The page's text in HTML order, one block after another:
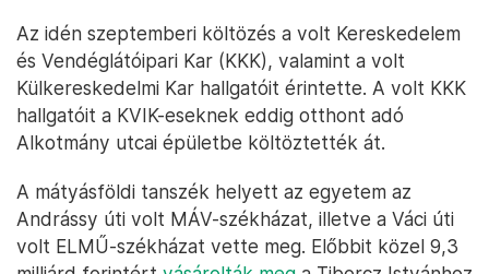
Az idén szeptemberi költözés a volt Kereskedelem
és Vendéglátóipari Kar (KKK), valamint a volt
Külkereskedelmi Kar hallgatóit érintette. A volt KKK
hallgatóit a KVIK-eseknek eddig otthont adó
Alkotmány utcai épületbe költöztették át.
A mátyásföldi tanszék helyett az egyetem az
Andrássy úti volt MÁV-székházat, illetve a Váci úti
volt ELMŰ-székházat vette meg. Előbbit közel 9,3